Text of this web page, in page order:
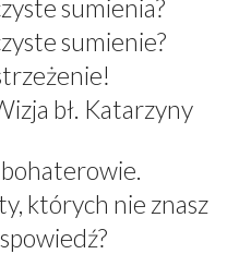
sumienia?
sumienie?
bł. Katarzyny
bohaterowie.
których nie znasz